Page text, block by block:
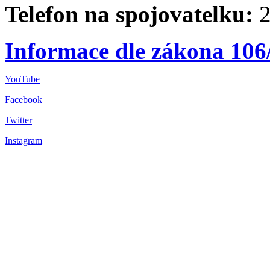
Telefon na spojovatelku:
Informace dle zákona
YouTube
Facebook
Twitter
Instagram